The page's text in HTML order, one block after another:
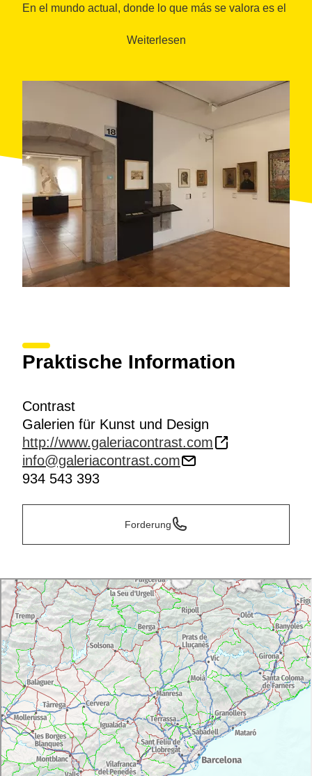
En el mundo actual, donde lo que más se valora es el
para que los interesados puedan disfrutar de una
Weiterlesen
Praktische Information
Contrast
Galerien für Kunst und Design
http://www.galeriacontrast.com
info@galeriacontrast.com
934 543 393
Forderung